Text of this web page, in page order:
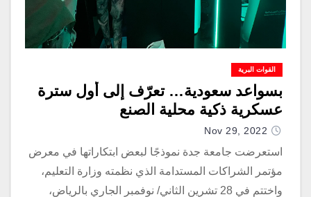
القوات البرية
بسواعد سعودية… تعرّف إلى أول سترة
عسكرية ذكية محلية الصنع
Nov 29, 2022
استعرضت جامعة جدة نموذجًا لبعض ابتكاراتها في معرض
مؤتمر الشراكات المستدامة الذي نظمته وزارة التعليم،
واختتم في 28 تشرين الثاني/ نوفمبر الجاري بالرياض،